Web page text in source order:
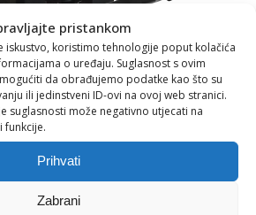
pristankom
iskustvo, koristimo tehnologije poput kolačića
o uređaju. Suglasnost s ovim
da obrađujemo podatke kao što su
ili jedinstveni ID-ovi na ovoj web stranici.
suglasnosti može negativno utjecati na
funkcije.
Prihvati
Zabrani
OM6560 HP